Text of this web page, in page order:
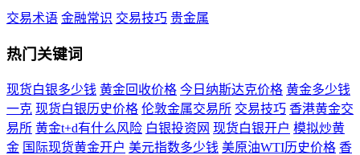
交易术语 金融常识 交易技巧 贵金属
热门关键词
现货白银多少钱 黄金回收价格 今日纳斯达克价格 黄金多少钱
一克 现货白银历史价格 伦敦金属交易所 交易技巧 香港黄金交
易所 黄金t+d有什么风险 白银投资网 现货白银开户 模拟炒黄
金 国际现货黄金开户 美元指数多少钱 美原油WTI历史价格 香